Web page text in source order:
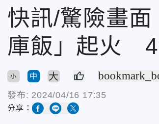
快訊/驚險畫
庫飯」起火
小 中 大
發布: 2024/04/16 17:35
分享：